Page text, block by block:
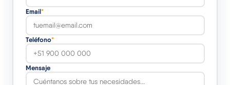
Email*
Teléfono*
Mensaje